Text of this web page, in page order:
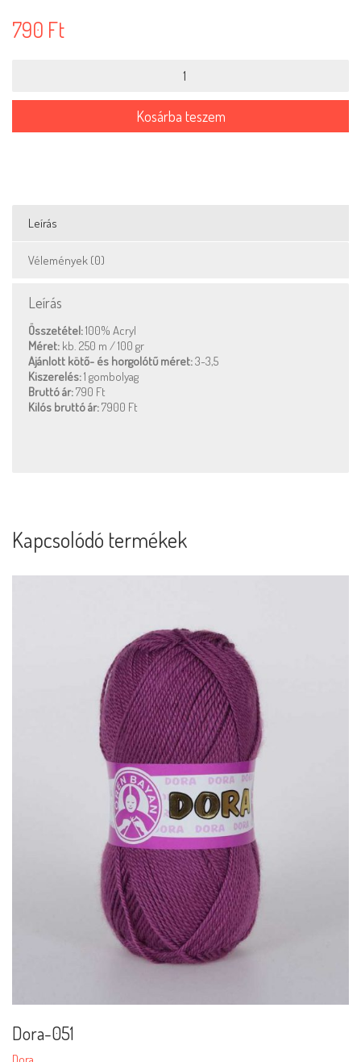
790 Ft
mennyiség
Kosárba teszem
Leírás
Vélemények (0)
Leírás
Összetétel:100% Acryl
Méret: kb. 250 m / 100 gr
Ajánlott kötő- és horgolótű méret:3-3,5
Kiszerelés:1 gombolyag
Bruttó ár:790 Ft
Kilós bruttó ár:7900 Ft
Kapcsolódó termékek
Dora-051
Dora